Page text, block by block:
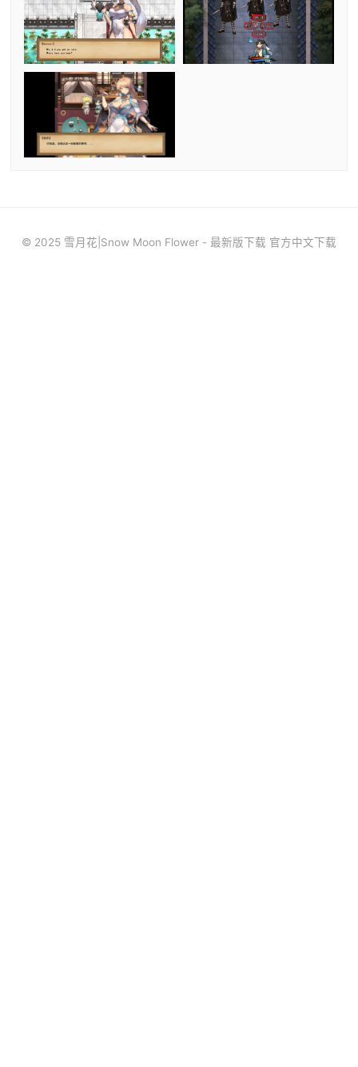
© 2025 雪月花|Snow Moon Flower - 最新版下载 官方中文下载